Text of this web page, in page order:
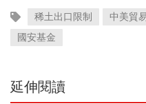
稀土出口限制 中美貿
國安基金
延伸閱讀